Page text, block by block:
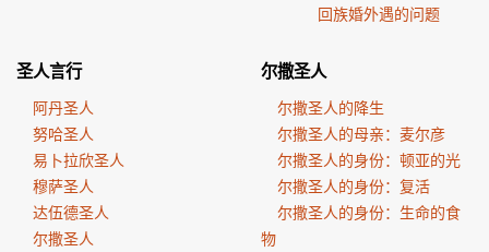
回族婚外遇的问题
圣人言行
阿丹圣人
努哈圣人
易卜拉欣圣人
穆萨圣人
达伍德圣人
尔撒圣人
尔撒圣人
尔撒圣人的降生
尔撒圣人的母亲：麦尔彦
尔撒圣人的身份：顿亚的光
尔撒圣人的身份：复活
尔撒圣人的身份：生命的食
物